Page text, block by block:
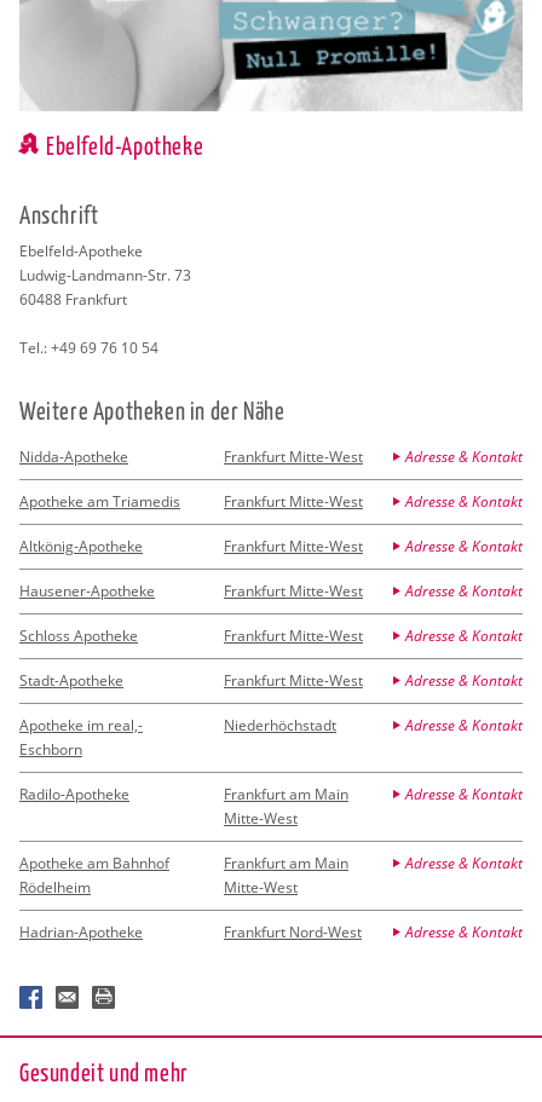
Ebelfeld-Apotheke
An­schrift
Ebel­feld-Apo­the­ke
Lud­wig-Land­mann-Str. 73
60488 Frank­furt
Tel.:+49 69 76 10 54
Wei­te­re Apo­the­ken in der Nähe
Nidda-Apotheke Frankfurt Mitte-West Adresse & Kontakt
Apotheke am Triamedis Frankfurt Mitte-West Adresse & Kontakt
Altkönig-Apotheke Frankfurt Mitte-West Adresse & Kontakt
Hausener-Apotheke Frankfurt Mitte-West Adresse & Kontakt
Schloss Apotheke Frankfurt Mitte-West Adresse & Kontakt
Stadt-Apotheke Frankfurt Mitte-West Adresse & Kontakt
Apotheke im real,-
Eschborn
Niederhöchstadt Adresse & Kontakt
Radilo-Apotheke
Frankfurt am Main
Mitte-West
Adresse & Kontakt
Apotheke am Bahnhof
Rödelheim
Frankfurt am Main
Mitte-West
Adresse & Kontakt
Hadrian-Apotheke Frankfurt Nord-West Adresse & Kontakt
Ge­sund­eit und mehr